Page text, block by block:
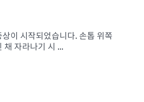
이 시작되었습니다. 손톱 위쪽
채 자라나기 시 ...